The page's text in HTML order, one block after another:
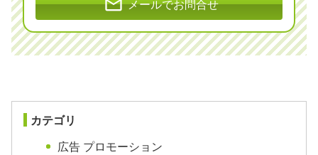
mail メールでお問合せ
カテゴリ
広告 プロモーション